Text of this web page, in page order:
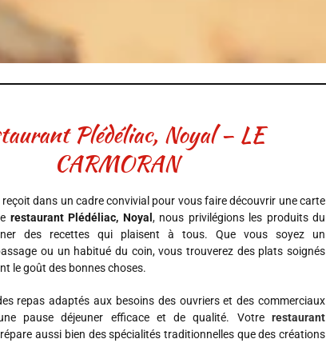
Plédéliac, Noyal – LE
CARMORAN
dans un cadre convivial pour vous faire découvrir une carte
restaurant Plédéliac, Noyal , nous privilégions les produits du
des recettes qui plaisent à tous. Que vous soyez un
ou un habitué du coin, vous trouverez des plats soignés
le goût des bonnes choses.
repas adaptés aux besoins des ouvriers et des commerciaux
pause déjeuner efficace et de qualité. Votre restaurant
aussi bien des spécialités traditionnelles que des créations